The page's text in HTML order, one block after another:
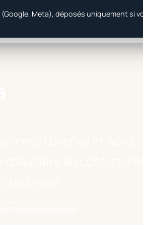
Meta), déposés uniquement si